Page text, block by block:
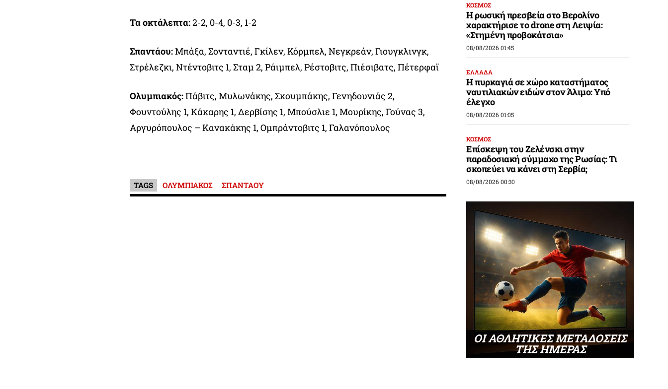
Τα οκτάλεπτα:2-2, 0-4, 0-3, 1-2
Σπαντάου:Μπάξα, Σονταντιέ, Γκίλεν, Κόρμπελ, Νεγκρεάν, Γιουγκλινγκ,
Στρέλεζκι, Ντέντοβιτς 1, Σταμ 2, Ράιμπελ, Ρέστοβιτς, Πιέσιβατς, Πέτερφαϊ
Ολυμπιακός:Πάβιτς, Μυλωνάκης, Σκουμπάκης, Γενηδουνιάς 2,
Φουντούλης 1, Κάκαρης 1, Δερβίσης 1, Μπούσλιε 1, Μουρίκης, Γούνας 3,
Αργυρόπουλος – Κανακάκης 1, Ομπράντοβιτς 1, Γαλανόπουλος
TAGS ΟΛΥΜΠΙΑΚΟΣ ΣΠΑΝΤΑΟΥ
ΚΟΣΜΟΣ
Η ρωσική πρεσβεία στο Βερολίνο
χαρακτήρισε το drone στη Λειψία:
«Στημένη προβοκάτσια»
08/08/2026 01:45
ΕΛΛΑΔΑ
Η πυρκαγιά σε χώρο καταστήματος
ναυτιλιακών ειδών στον Άλιμο: Υπό
έλεγχο
08/08/2026 01:05
ΚΟΣΜΟΣ
Επίσκεψη του Ζελένσκι στην
παραδοσιακή σύμμαχο της Ρωσίας: Τι
σκοπεύει να κάνει στη Σερβία;
08/08/2026 00:30
ΟΙ ΑΘΛΗΤΙΚΕΣ ΜΕΤΑΔΟΣΕΙΣ
ΤΗΣ ΗΜΕΡΑΣ